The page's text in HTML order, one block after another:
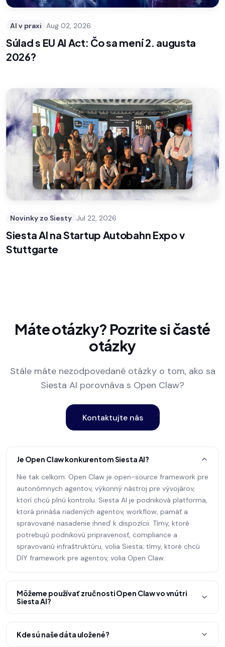
AI v praxi Aug 02, 2026
Súlad s EU AI Act: Čo sa mení 2. augusta
2026?
Novinky zo Siesty Jul 22, 2026
Siesta AI na Startup Autobahn Expo v
Stuttgarte
Máte otázky? Pozrite si časté
otázky
Stále máte nezodpovedané otázky o tom, ako sa
Siesta AI porovnáva s Open Claw?
Kontaktujte nás
Je Open Claw konkurentom Siesta AI?
Nie tak celkom. Open Claw je open-source framework pre
autonómnych agentov, výkonný nástroj pre vývojárov,
ktorí chcú plnú kontrolu. Siesta AI je podniková platforma,
ktorá prináša riadených agentov, workflow, pamäť a
spravované nasadenie ihneď k dispozícii. Tímy, ktoré
potrebujú podnikovú pripravenosť, compliance a
spravovanú infraštruktúru, volia Siesta; tímy, ktoré chcú
DIY framework pre agentov, volia Open Claw.
Môžeme používať zručnosti Open Claw vo vnútri
Siesta AI?
Kde sú naše dáta uložené?